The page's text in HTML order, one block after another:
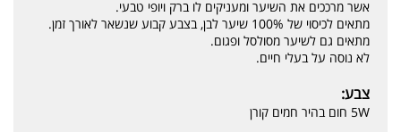
אשר מרככים את השיער ומעניקים לו ברק ויופי טבעי.
מתאים לכיסוי של 100% שיער לבן, בצבע קבוע שנשאר לאורך זמן.
מתאים גם לשיער מסולסל ופגום.
לא נוסה על בעלי חיים.
צבע:
5W חום בהיר חמים קורן